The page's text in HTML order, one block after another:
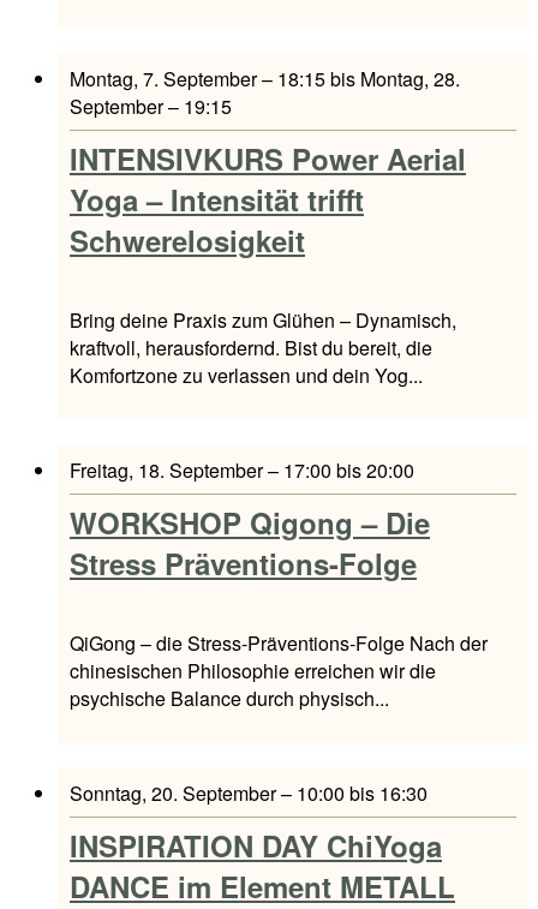
Montag, 7. September – 18:15bis Montag, 28.
September – 19:15
INTENSIVKURS Power Aerial
Yoga – Intensität trifft
Schwerelosigkeit
Bring deine Praxis zum Glühen – Dynamisch,
kraftvoll, herausfordernd. Bist du bereit, die
Komfortzone zu verlassen und dein Yog...
Freitag, 18. September – 17:00 bis20:00
WORKSHOP Qigong – Die
Stress Präventions-Folge
QiGong – die Stress-Präventions-Folge Nach der
chinesischen Philosophie erreichen wir die
psychische Balance durch physisch...
Sonntag, 20. September – 10:00 bis 16:30
INSPIRATION DAY ChiYoga
DANCE im Element METALL